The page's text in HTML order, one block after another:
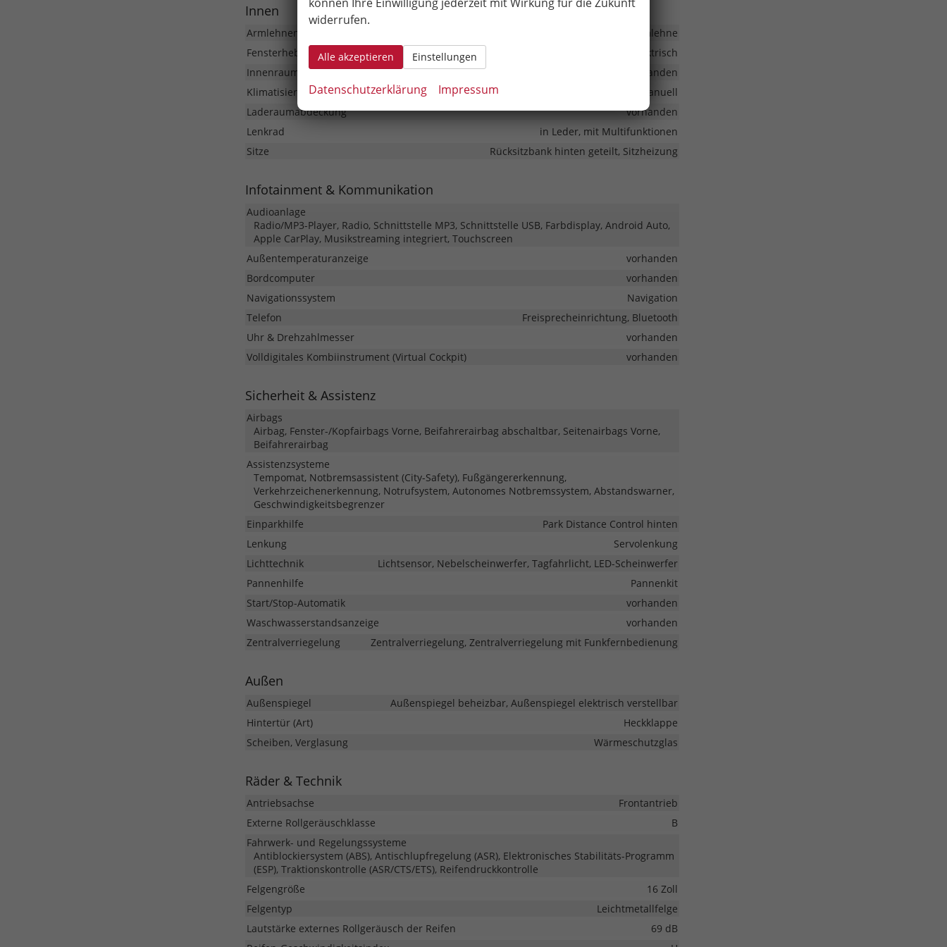
Innen
Armlehnen
Mittelarmlehne
Fensterheber
elektrisch
Innenraumfilter
vorhanden
Klimatisierung
Klimaanlage manuell
Laderaumabdeckung
vorhanden
Lenkrad
in Leder, mit Multifunktionen
Sitze
Rücksitzbank hinten geteilt, Sitzheizung
Infotainment & Kommunikation
Audioanlage
Radio/MP3-Player, Radio, Schnittstelle MP3, Schnittstelle USB, Farbdisplay, Android Auto,
Apple CarPlay, Musikstreaming integriert, Touchscreen
Außentemperaturanzeige
vorhanden
Bordcomputer
vorhanden
Navigationssystem
Navigation
Telefon
Freisprecheinrichtung, Bluetooth
Uhr & Drehzahlmesser
vorhanden
Volldigitales Kombiinstrument (Virtual Cockpit)
vorhanden
Sicherheit & Assistenz
Airbags
Airbag, Fenster-/Kopfairbags Vorne, Beifahrerairbag abschaltbar, Seitenairbags Vorne,
Beifahrerairbag
Assistenzsysteme
Tempomat, Notbremsassistent (City-Safety), Fußgängererkennung,
Verkehrzeichenerkennung, Notrufsystem, Autonomes Notbremssystem, Abstandswarner,
Geschwindigkeitsbegrenzer
Einparkhilfe
Park Distance Control hinten
Lenkung
Servolenkung
Lichttechnik
Lichtsensor, Nebelscheinwerfer, Tagfahrlicht, LED-Scheinwerfer
Pannenhilfe
Pannenkit
Start/Stop-Automatik
vorhanden
Waschwasserstandsanzeige
vorhanden
Zentralverriegelung
Zentralverriegelung, Zentralverriegelung mit Funkfernbedienung
Außen
Außenspiegel
Außenspiegel beheizbar, Außenspiegel elektrisch verstellbar
Hintertür (Art)
Heckklappe
Scheiben, Verglasung
Wärmeschutzglas
Räder & Technik
Antriebsachse
Frontantrieb
Externe Rollgeräuschklasse
B
Fahrwerk- und Regelungssysteme
Antiblockiersystem (ABS), Antischlupfregelung (ASR), Elektronisches Stabilitäts-Programm
(ESP), Traktionskontrolle (ASR/CTS/ETS), Reifendruckkontrolle
Felgengröße
16 Zoll
Felgentyp
Leichtmetallfelge
Lautstärke externes Rollgeräusch der Reifen
69 dB
widerrufen.
Alle akzeptieren Einstellungen
Datenschutzerklärung Impressum